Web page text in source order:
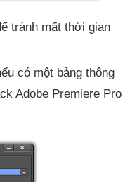
tránh mất thời gian
có một bảng thông
Adobe Premiere Pro